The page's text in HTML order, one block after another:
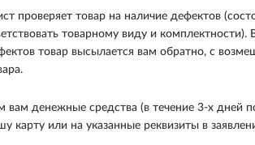
проверяет товар на наличие дефектов
товарному виду и комплектности).
товар высылается вам обратно, с
денежные средства (в течение 3-х дней
карту или на указанные реквизиты в